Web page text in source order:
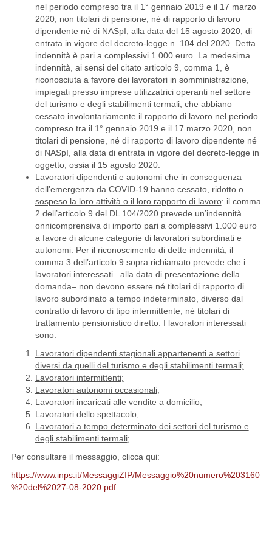
nel periodo compreso tra il 1° gennaio 2019 e il 17 marzo
2020, non titolari di pensione, né di rapporto di lavoro
dipendente né di NASpI, alla data del 15 agosto 2020, di
entrata in vigore del decreto-legge n. 104 del 2020. Detta
indennità è pari a complessivi 1.000 euro. La medesima
indennità, ai sensi del citato articolo 9, comma 1, è
riconosciuta a favore dei lavoratori in somministrazione,
impiegati presso imprese utilizzatrici operanti nel settore
del turismo e degli stabilimenti termali, che abbiano
cessato involontariamente il rapporto di lavoro nel periodo
compreso tra il 1° gennaio 2019 e il 17 marzo 2020, non
titolari di pensione, né di rapporto di lavoro dipendente né
di NASpI, alla data di entrata in vigore del decreto-legge in
oggetto, ossia il 15 agosto 2020.
Lavoratori dipendenti e autonomi che in conseguenza
dell’emergenza da COVID-19 hanno cessato, ridotto o
sospeso la loro attività o il loro rapporto di lavoro: il comma
2 dell’articolo 9 del DL 104/2020 prevede un’indennità
onnicomprensiva di importo pari a complessivi 1.000 euro
a favore di alcune categorie di lavoratori subordinati e
autonomi. Per il riconoscimento di dette indennità, il
comma 3 dell’articolo 9 sopra richiamato prevede che i
lavoratori interessati –alla data di presentazione della
domanda– non devono essere né titolari di rapporto di
lavoro subordinato a tempo indeterminato, diverso dal
contratto di lavoro di tipo intermittente, né titolari di
trattamento pensionistico diretto. I lavoratori interessati
sono:
Lavoratori dipendenti stagionali appartenenti a settori
diversi da quelli del turismo e degli stabilimenti termali;
Lavoratori intermittenti;
Lavoratori autonomi occasionali;
Lavoratori incaricati alle vendite a domicilio;
Lavoratori dello spettacolo;
Lavoratori a tempo determinato dei settori del turismo e
degli stabilimenti termali;
Per consultare il messaggio, clicca qui:
https://www.inps.it/MessaggiZIP/Messaggio%20numero%203160
%20del%2027-08-2020.pdf